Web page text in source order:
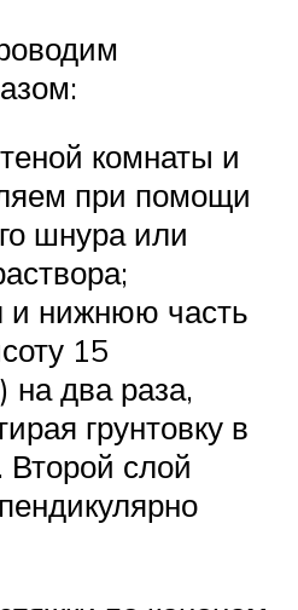
комнаты и
при помощи
шнура или
и нижнюю часть
15
на два раза,
грунтовку в
Второй слой